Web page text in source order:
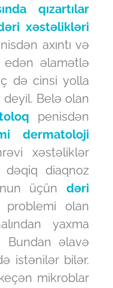
qızartılar
xəstəlikləri
axıntı və
əlamətlə
də cinsi yolla
Belə olan
penisdən
dermatoloji
xəstəliklər
dəqiq diaqnoz
üçün dəri
problemi olan
yaxma
Bundan əlavə
istənilər bilər.
mikroblar